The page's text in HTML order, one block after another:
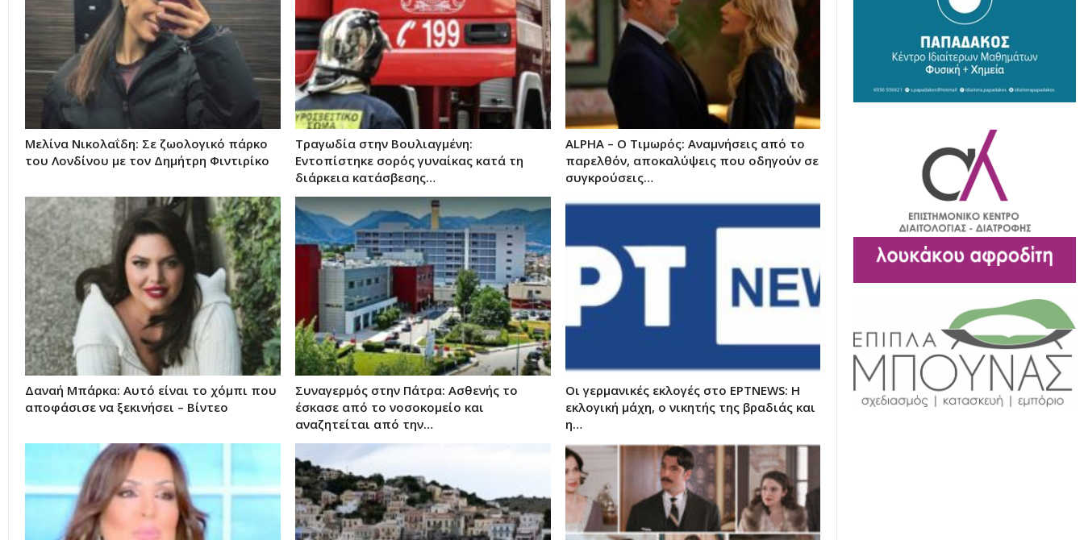
Μελίνα Νικολαΐδη: Σε ζωολογικό πάρκο
του Λονδίνου με τον Δημήτρη Φιντιρίκο
Τραγωδία στην Βουλιαγμένη:
Εντοπίστηκε σορός γυναίκας κατά τη
διάρκεια κατάσβεσης…
ALPHA – Ο Τιμωρός: Αναμνήσεις από το
παρελθόν, αποκαλύψεις που οδηγούν σε
συγκρούσεις…
Δαναή Μπάρκα: Αυτό είναι το χόμπι που
αποφάσισε να ξεκινήσει – Βίντεο
Συναγερμός στην Πάτρα: Ασθενής το
έσκασε από το νοσοκομείο και
αναζητείται από την…
Οι γερμανικές εκλογές στο ΕΡΤNEWS: Η
εκλογική μάχη, ο νικητής της βραδιάς και
η…